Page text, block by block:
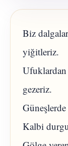
Biz
yiğitleriz.
Ufuklardan
gezeriz.
Kalbi